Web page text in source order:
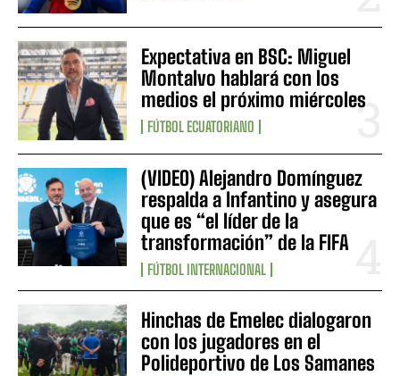
Expectativa en BSC: Miguel
Montalvo hablará con los
medios el próximo miércoles
FÚTBOL ECUATORIANO
(VIDEO) Alejandro Domínguez
respalda a Infantino y asegura
que es “el líder de la
transformación” de la FIFA
FÚTBOL INTERNACIONAL
Hinchas de Emelec dialogaron
con los jugadores en el
Polideportivo de Los Samanes